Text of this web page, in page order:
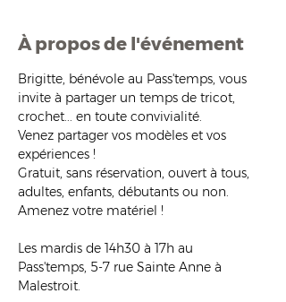
À propos de l'événement
Brigitte, bénévole au Pass'temps, vous
invite à partager un temps de tricot,
crochet... en toute convivialité.
Venez partager vos modèles et vos
expériences !
Gratuit, sans réservation, ouvert à tous,
adultes, enfants, débutants ou non.
Amenez votre matériel !
Les mardis de 14h30 à 17h au
Pass'temps, 5-7 rue Sainte Anne à
Malestroit.